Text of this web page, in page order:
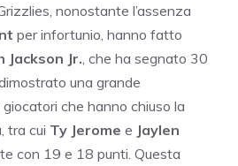
nonostante l’assenza
per infortunio, hanno fatto
Jackson Jr. , che ha segnato 30
una grande
che hanno chiuso la
tra cui Ty Jerome e Jaylen
con 19 e 18 punti. Questa